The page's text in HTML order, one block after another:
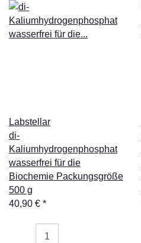
Labstellar
di-
Kaliumhydrogenphosphat
wasserfrei für die
Biochemie Packungsgröße
500 g
40,90 € *